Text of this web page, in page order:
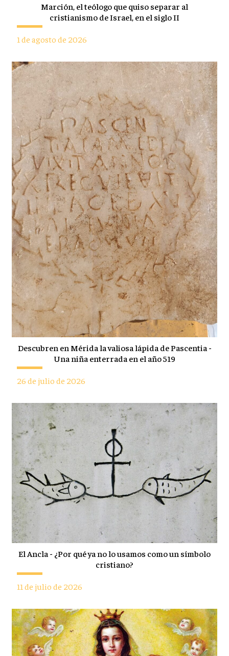
Marción, el teólogo que quiso separar al
cristianismo de Israel, en el siglo II
1 de agosto de 2026
Descubren en Mérida la valiosa lápida de Pascentia -
Una niña enterrada en el año 519
26 de julio de 2026
El Ancla - ¿Por qué ya no lo usamos como un símbolo
cristiano?
11 de julio de 2026